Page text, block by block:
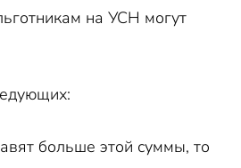
на УСН могут
больше этой суммы, то